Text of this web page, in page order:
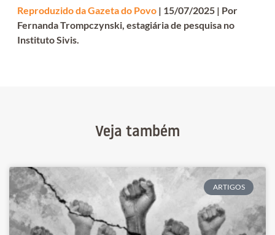
Reproduzido da Gazeta do Povo | 15/07/2025 | Por
Fernanda Trompczynski, estagiária de pesquisa no
Instituto Sivis.
Veja também
ARTIGOS